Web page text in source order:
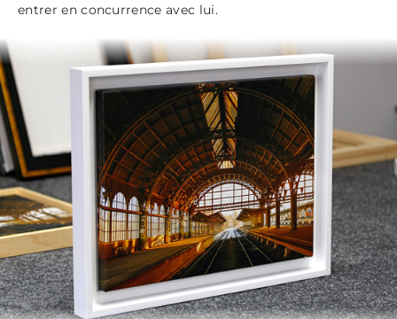
entrer en concurrence avec lui.